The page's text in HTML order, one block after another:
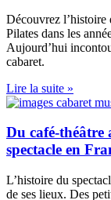
Découvrez l’histoire
Pilates dans les
Aujourd’hui
cabaret.
Lire la suite »
Du café-théâtre
spectacle en
L’histoire du
de ses lieux. Des